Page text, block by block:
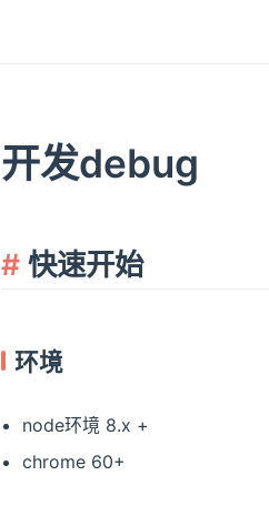
开发debug
快速开始
环境
node环境 8.x +
chrome 60+